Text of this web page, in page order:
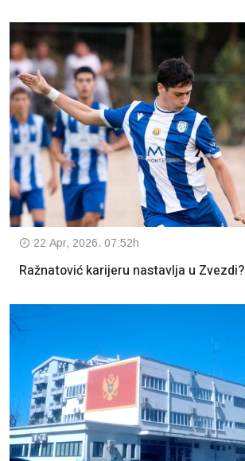
22 Apr, 2026. 07:52h
Ražnatović karijeru nastavlja u Zvezdi?